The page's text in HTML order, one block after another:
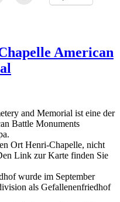
American
and Memorial ist eine der
Battle Monuments
Ort Henri-Chapelle, nicht
Link zur Karte finden Sie
wurde im September
als Gefallenenfriedhof